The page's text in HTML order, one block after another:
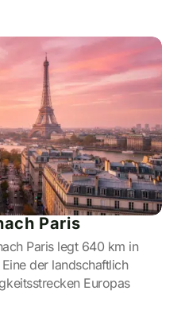
Paris
Paris legt 640 km in
der landschaftlich
Europas